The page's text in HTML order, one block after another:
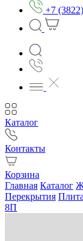
+7
Каталог
Контакты
Корзина
Главная Каталог
Перекрытия
8П